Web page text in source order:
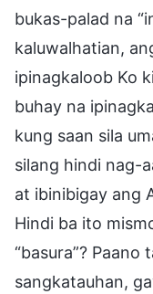
bukas-palad na
kaluwalhatian,
ipinagkaloob Ko
buhay na
kung saan sila
silang hindi nag-
at ibinibigay ang
Hindi ba ito
“basura”?
sangkatauhan,